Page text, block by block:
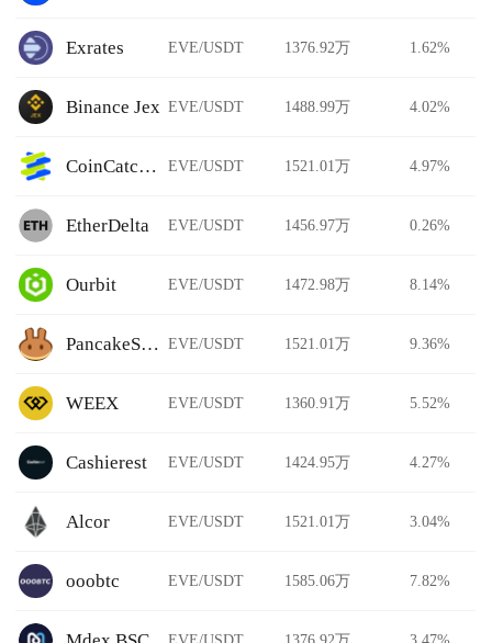
Exrates EVE/USDT 1376.92万 1.62%
Binance Jex EVE/USDT 1488.99万 4.02%
CoinCatch Derivatives EVE/USDT 1521.01万 4.97%
EtherDelta EVE/USDT 1456.97万 0.26%
Ourbit EVE/USDT 1472.98万 8.14%
PancakeSwap Stableswap EVE/USDT 1521.01万 9.36%
WEEX EVE/USDT 1360.91万 5.52%
Cashierest EVE/USDT 1424.95万 4.27%
Alcor EVE/USDT 1521.01万 3.04%
ooobtc EVE/USDT 1585.06万 7.82%